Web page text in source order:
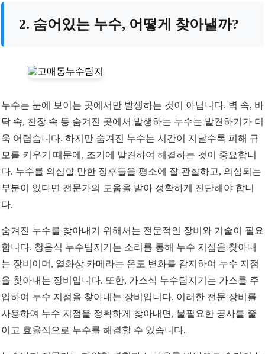
2. 숨어있는 누수, 어떻게 찾아낼까?
누수는 눈에 보이는 곳에서만 발생하는 것이 아닙니다. 벽 속, 바
닥 속, 천장 속 등 숨겨진 곳에서 발생하는 누수는 발견하기가 더
욱 어렵습니다. 하지만 숨겨진 누수는 시간이 지날수록 피해 규
모를 키우기 때문에, 조기에 발견하여 해결하는 것이 중요합니
다. 누수를 의심할 만한 징후들을 평소에 잘 관찰하고, 의심되는
부분이 있다면 전문가의 도움을 받아 정확하게 진단해야 합니
다.
숨겨진 누수를 찾아내기 위해서는 전문적인 장비와 기술이 필요
합니다. 청음식 누수탐지기는 소리를 통해 누수 지점을 찾아내
는 장비이며, 열화상 카메라는 온도 변화를 감지하여 누수 지점
을 찾아내는 장비입니다. 또한, 가스식 누수탐지기는 가스를 주
입하여 누수 지점을 찾아내는 장비입니다. 이러한 전문 장비를
사용하여 누수 지점을 정확하게 찾아내면, 불필요한 공사를 줄
이고 효율적으로 누수를 해결할 수 있습니다.